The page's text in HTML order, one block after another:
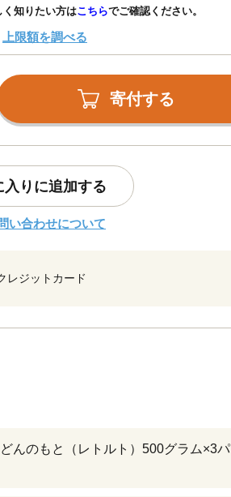
知りたい方はこちらでご確認ください。
上限額を調べる
寄付する
入りに追加する
い合わせについて
レジットカード
んのもと（レトルト）500グラム×3パ